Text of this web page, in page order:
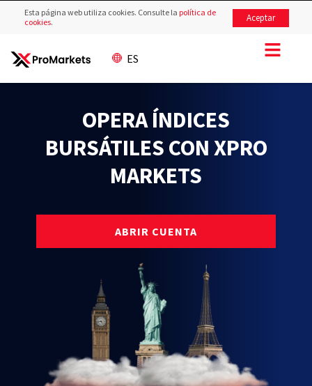
ES
OPERA ÍNDICES
BURSÁTILES CON XPRO
MARKETS
ABRIR CUENTA
Esta página web utiliza cookies. Consulte la política de
cookies. Aceptar